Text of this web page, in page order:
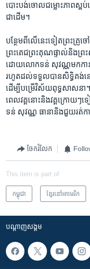
បោះបង់​ចោល​ជម្លោះ​ភាព​ស្អប់ខ្
ជាដើម។
បន្ថែម​ពី​លើ​នេះ​ទៀត​ព្រះគ្រូច
ព្រះតេជ​ព្រះគុណ​ផ្ទាល់​និង​ព្រ
ដោយ​លោក​ទន់ សុវណ្ណ​មកកាន់​ស
រហូត​ដល់​ទទួល​បាន​សិទ្ធិ​គង់​នៅ
ដើម្បី​បម្រើ​វិស័យ​ពុទ្ធសាសនា​
ពេល​វគ្គនោះ​និង​វគ្គ​ក្រោយៗ​
ទន់ សុវណ្ណ ​ធានា​និង​ជួយ​រត់ការ​
ចែករំលែក
This item is part of
កម្ពុជា ខ្មែរ​នៅ​អាមេរិក
បណ្តាញ​សង្គម